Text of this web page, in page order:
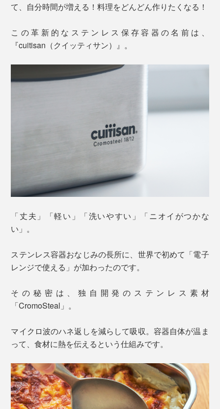
て、自分時間が増える！料理をどんどん作りたくなる！
この革新的なステンレス保存容器の名前は、
『cuitisan（クイッティサン）』。
「丈夫」「軽い」「洗いやすい」「ニオイがつかな
い」。
ステンレス容器おなじみの長所に、世界で初めて「電子
レンジで使える」が加わったのです。
その秘密は、独自開発のステンレス素材
「CromoSteal」。
マイクロ波のハネ返しを減らして吸収。容器自体が温ま
って、食材に熱を伝えるという仕組みです。